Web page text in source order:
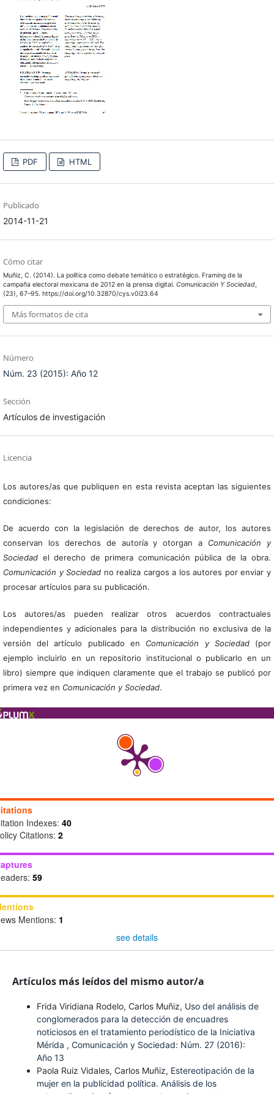
PDF HTML
Publicado
2014-11-21
Cómo citar
Muñiz, C. (2014). La política como debate temático o estratégico. Framing de la
campaña electoral mexicana de 2012 en la prensa digital. Comunicación Y Sociedad,
(23), 67–95. https://doi.org/10.32870/cys.v0i23.64
Más formatos de cita
Número
Núm. 23 (2015): Año 12
Sección
Artículos de investigación
Licencia
Los autores/as que publiquen en esta revista aceptan las siguientes
condiciones:
De acuerdo con la legislación de derechos de autor, los autores
conservan los derechos de autoría y otorgan a Comunicación y
Sociedadel derecho de primera comunicación pública de la obra.
Comunicación y Sociedad no realiza cargos a los autores por enviar y
procesar artículos para su publicación.
Los autores/as pueden realizar otros acuerdos contractuales
independientes y adicionales para la distribución no exclusiva de la
versión del artículo publicado en Comunicación y Sociedad(por
ejemplo incluirlo en un repositorio institucional o publicarlo en un
libro) siempre que indiquen claramente que el trabajo se publicó por
primera vez en Comunicación y Sociedad.
Indexes: 40
Citations: 2
59
Mentions: 1
see details
Artículos más leídos del mismo autor/a
Frida Viridiana Rodelo, Carlos Muñiz, Uso del análisis de
conglomerados para la detección de encuadres
noticiosos en el tratamiento periodístico de la Iniciativa
Mérida , Comunicación y Sociedad: Núm. 27 (2016):
Año 13
Paola Ruiz Vidales, Carlos Muñiz, Estereotipación de la
mujer en la publicidad política. Análisis de los